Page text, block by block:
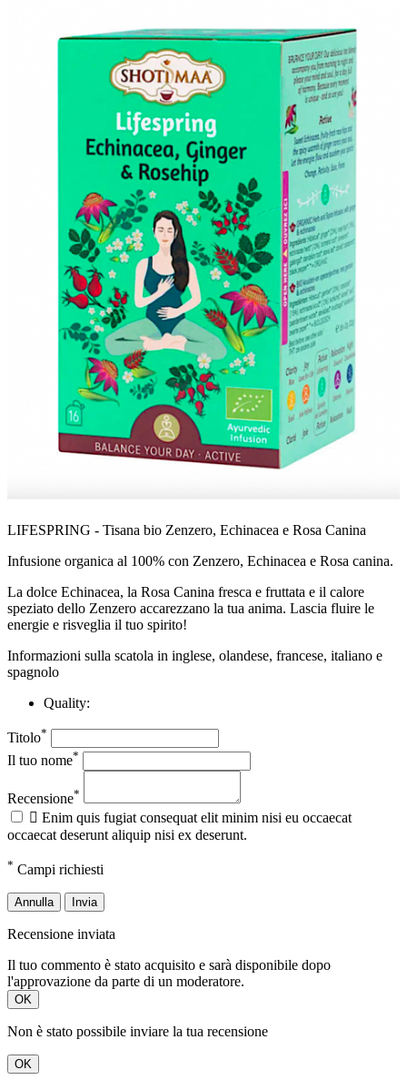
LIFESPRING - Tisana bio Zenzero, Echinacea e Rosa Canina
Infusione organica al 100% con Zenzero, Echinacea e Rosa canina.
La dolce Echinacea, la Rosa Canina fresca e fruttata e il calore
speziato dello Zenzero accarezzano la tua anima. Lascia fluire le
energie e risveglia il tuo spirito!
Informazioni sulla scatola in inglese, olandese, francese, italiano e
spagnolo
Quality:
Titolo*
Il tuo nome*
Recensione*
 Enim quis fugiat consequat elit minim nisi eu occaecat
occaecat deserunt aliquip nisi ex deserunt.
* Campi richiesti
Annulla Invia
Recensione inviata
Il tuo commento è stato acquisito e sarà disponibile dopo
l'approvazione da parte di un moderatore.
OK
Non è stato possibile inviare la tua recensione
OK